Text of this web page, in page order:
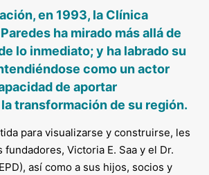
en 1993, la Clínica
ha mirado más allá de
lo inmediato; y ha labrado su
como un actor
de aportar
transformación de su región.
para visualizarse y construirse, les
fundadores, Victoria E. Saa y el Dr.
así como a sus hijos, socios y